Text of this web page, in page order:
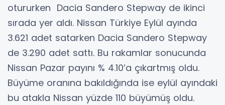
otururken Dacia Sandero Stepway de ikinci
sırada yer aldı. Nissan Türkiye Eylül ayında
3.621 adet satarken Dacia Sandero Stepway
de 3.290 adet sattı. Bu rakamlar sonucunda
Nissan Pazar payını % 4.10’a çıkartmış oldu.
Büyüme oranına bakıldığında ise eylül ayındaki
bu atakla Nissan yüzde 110 büyümüş oldu.